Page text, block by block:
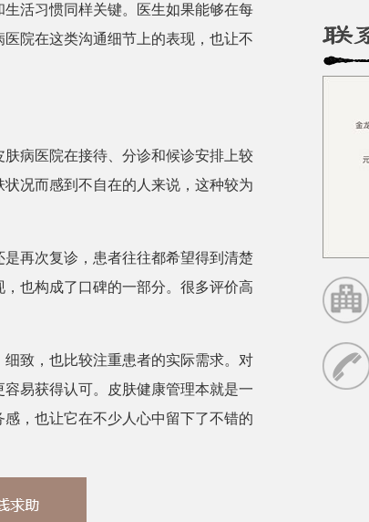
活习惯同样关键。医生如果能够在每
院在这类沟通细节上的表现，也让不
病医院在接待、分诊和候诊安排上较
况而感到不自在的人来说，这种较为
再次复诊，患者往往都希望得到清楚
也构成了口碑的一部分。很多评价高
致，也比较注重患者的实际需求。对
易获得认可。皮肤健康管理本就是一
，也让它在不少人心中留下了不错的